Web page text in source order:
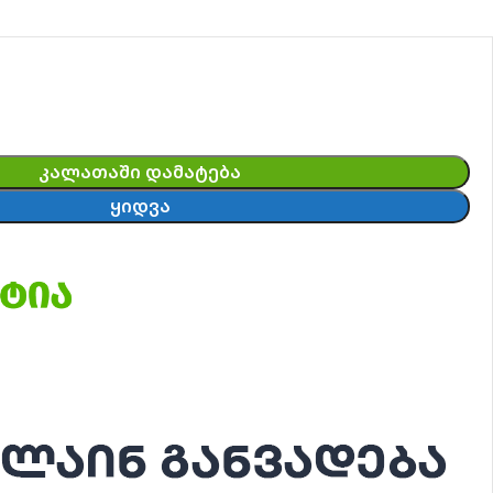
ᲙᲐᲚᲐᲗᲐᲨᲘ ᲓᲐᲛᲐᲢᲔᲑᲐ
ᲧᲘᲓᲕᲐ